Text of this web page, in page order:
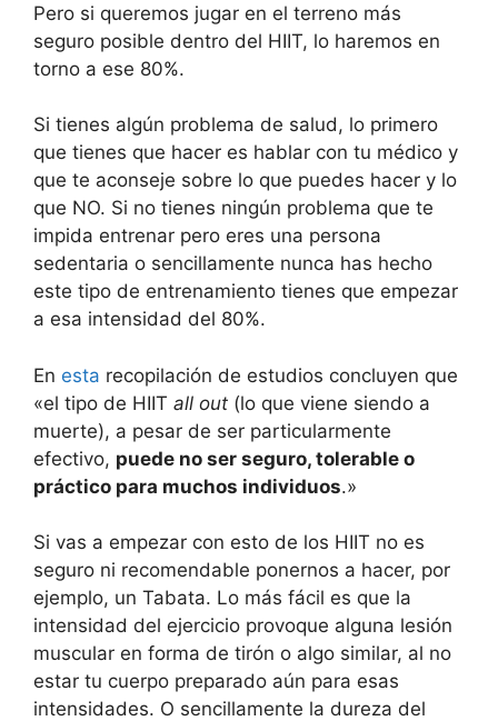
Pero si queremos jugar en el terreno más
seguro posible dentro del HIIT, lo haremos en
torno a ese 80%.
Si tienes algún problema de salud, lo primero
que tienes que hacer es hablar con tu médico y
que te aconseje sobre lo que puedes hacer y lo
que NO. Si no tienes ningún problema que te
impida entrenar pero eres una persona
sedentaria o sencillamente nunca has hecho
este tipo de entrenamiento tienes que empezar
a esa intensidad del 80%.
En esta recopilación de estudios concluyen que
«el tipo de HIIT all out (lo que viene siendo a
muerte), a pesar de ser particularmente
efectivo, puede no ser seguro, tolerable o
práctico para muchos individuos.»
Si vas a empezar con esto de los HIIT no es
seguro ni recomendable ponernos a hacer, por
ejemplo, un Tabata. Lo más fácil es que la
intensidad del ejercicio provoque alguna lesión
muscular en forma de tirón o algo similar, al no
estar tu cuerpo preparado aún para esas
intensidades. O sencillamente la dureza del